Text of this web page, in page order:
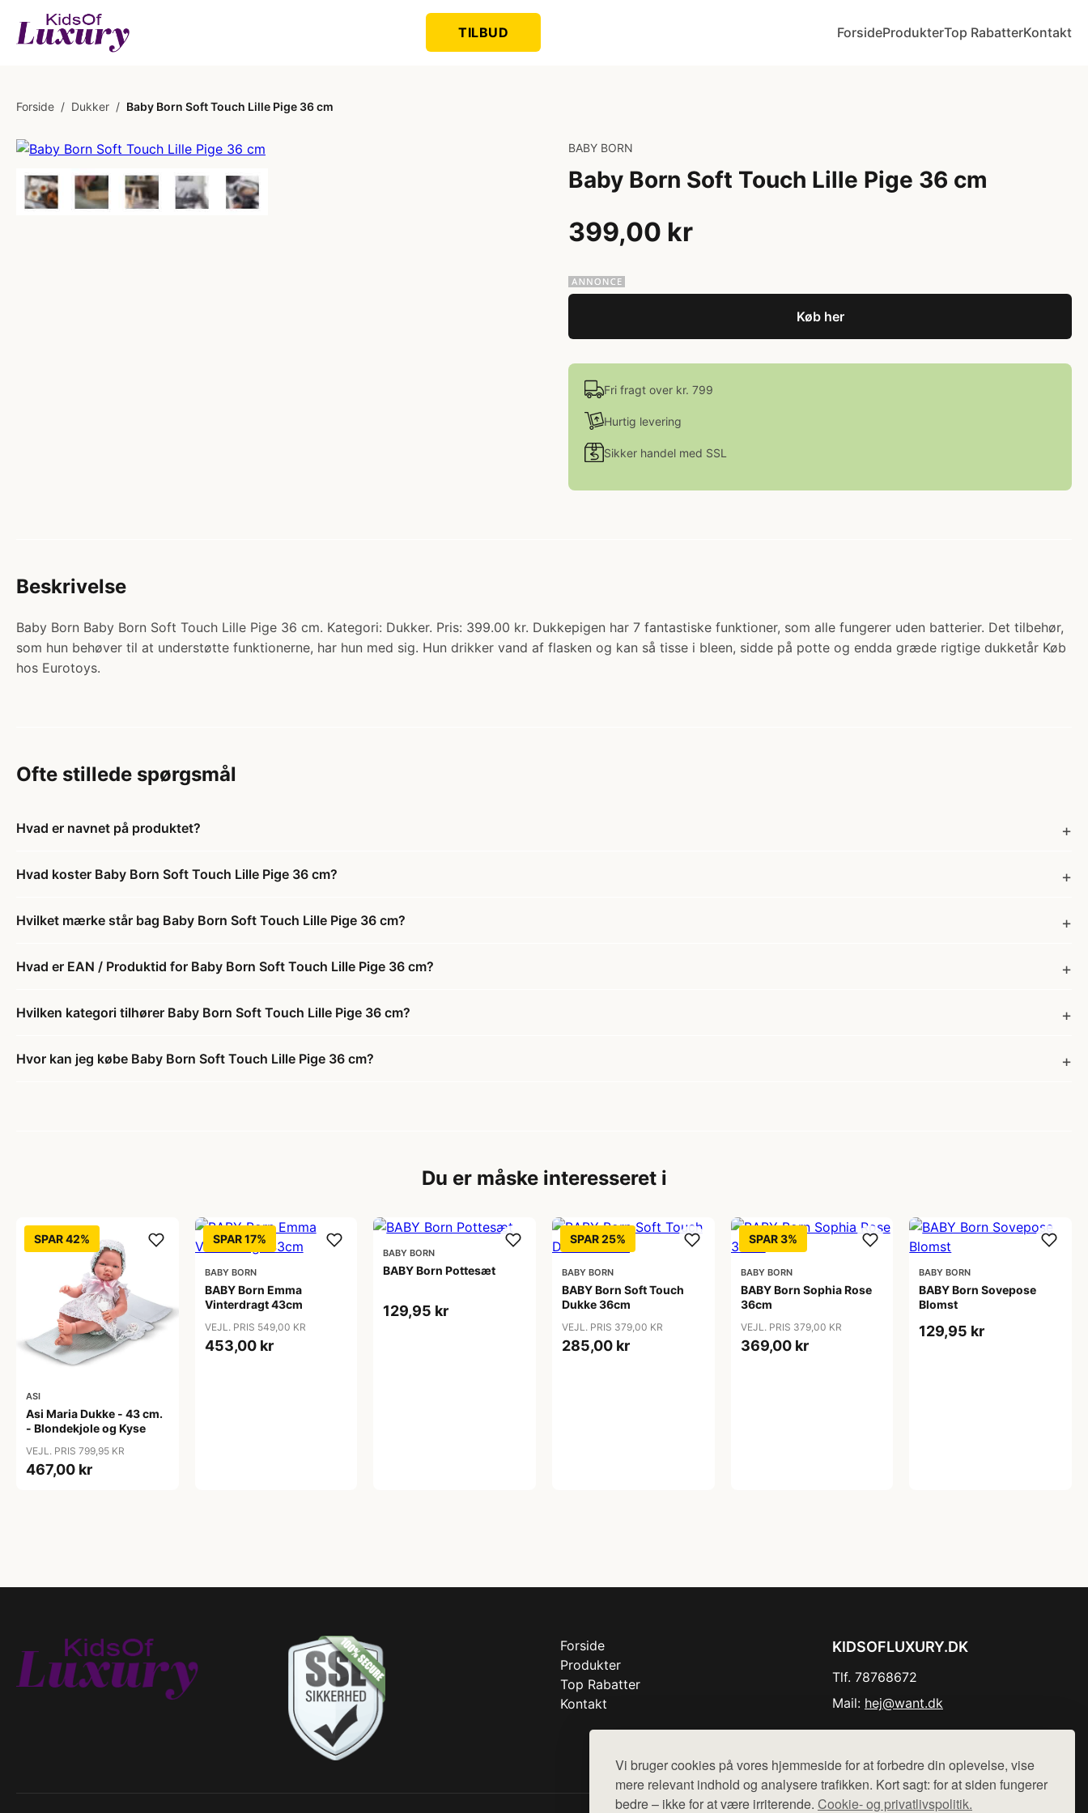
Vi bruger cookies på vores hjemmeside for at forbedre din oplevelse, vise
mere relevant indhold og analysere trafikken. Kort sagt: for at siden fungerer
bedre – ikke for at være irriterende. Cookie- og privatlivspolitik.
TILBUD ForsideProdukterTop RabatterKontakt
Forside / Dukker / Baby Born Soft Touch Lille Pige 36 cm
BABY BORN
Baby Born Soft Touch Lille Pige 36 cm
399,00 kr
Køb her
Fri fragt over kr. 799
Hurtig levering
Sikker handel med SSL
Beskrivelse
Baby Born Baby Born Soft Touch Lille Pige 36 cm. Kategori: Dukker. Pris: 399.00 kr. Dukkepigen har 7 fantastiske funktioner, som alle fungerer uden batterier. Det tilbehør,
som hun behøver til at understøtte funktionerne, har hun med sig. Hun drikker vand af flasken og kan så tisse i bleen, sidde på potte og endda græde rigtige dukketår Køb
hos Eurotoys.
Ofte stillede spørgsmål
Hvad er navnet på produktet?
Hvad koster Baby Born Soft Touch Lille Pige 36 cm?
Hvilket mærke står bag Baby Born Soft Touch Lille Pige 36 cm?
Hvad er EAN / Produktid for Baby Born Soft Touch Lille Pige 36 cm?
Hvilken kategori tilhører Baby Born Soft Touch Lille Pige 36 cm?
Hvor kan jeg købe Baby Born Soft Touch Lille Pige 36 cm?
Du er måske interesseret i
SPAR 42%
ASI
Asi Maria Dukke - 43 cm.
- Blondekjole og Kyse
VEJL. PRIS 799,95 KR
467,00 kr
SPAR 17%
BABY BORN
BABY Born Emma
Vinterdragt 43cm
VEJL. PRIS 549,00 KR
453,00 kr
BABY BORN
BABY Born Pottesæt
129,95 kr
SPAR 25%
BABY BORN
BABY Born Soft Touch
Dukke 36cm
VEJL. PRIS 379,00 KR
285,00 kr
SPAR 3%
BABY BORN
BABY Born Sophia Rose
36cm
VEJL. PRIS 379,00 KR
369,00 kr
BABY BORN
BABY Born Sovepose
Blomst
129,95 kr
Forside
Produkter
Top Rabatter
Kontakt
KIDSOFLUXURY.DK
Tlf. 78768672
Mail: hej@want.dk